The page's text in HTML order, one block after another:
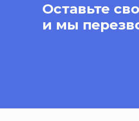
Оставьте
и мы